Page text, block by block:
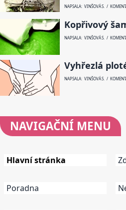
NAPSALA: VINŠOVÁ S. /
Kopřivový
NAPSALA: VINŠOVÁ S. /
Vyhřezlá
NAPSALA: VINŠOVÁ S. /
NAVIGAČNÍ MENU
Hlavní stránka
Poradna